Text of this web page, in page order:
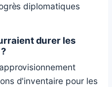
diplomatiques
durer les
d'inventaire pour les